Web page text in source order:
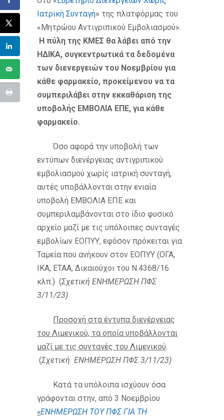
Ιατρική Συνταγή» της πλατφόρμας του
«Μητρώου Αντιγριπικού Εμβολιασμού».
Η πύλη της ΚΜΕΣ θα λάβει από την
ΗΔΙΚΑ, συγκεντρωτικά τα δεδομένα
των διενεργειών του Νοεμβρίου για
κάθε φαρμακείο, προκείμενου να τα
συμπεριλάβει στην εκκαθάριση της
υποβολής ΕΜΒΟΛΙΑ ΕΠΕ, για κάθε
φαρμακείο.
Όσο αφορά την υποβολή των
εντύπων διενέργειας αντιγριπικού
εμβολιασμού χωρίς ιατρική συνταγή,
αυτές υποβάλλονται στην ενιαία
υποβολή ΕΜΒΟΛΙΑ ΕΠΕ και
συμπεριλαμβάνονται στο ίδιο φυσικό
αρχείο μαζί με τις υπόλοιπες συνταγές
εμβολίων ΕΟΠΥΥ, εφόσον πρόκειται για
Ταμεία που ανήκουν στον ΕΟΠΥΥ (ΟΓΑ,
ΙΚΑ, ΕΤΑΑ, Δικαιούχοι του Ν.4368/16
κλπ.) (Σχετική ΕΝΗΜΕΡΩΣΗ ΠΦΣ
3/11/23)
Προσοχή στα έντυπα διενέργειας
του Λιμενικού, τα οποία υποβάλλονται
μαζί με τις συνταγές του Λιμενικού.
(Σχετική ΕΝΗΜΕΡΩΣΗ ΠΦΣ 3/11/23)
Κατά τα υπόλοιπα ισχύουν όσα
γράφονται στην, από 3 Νοεμβρίου
«ΕΝΗΜΕΡΩΣΗ ΤΟΥ ΠΦΣ ΓΙΑ ΤΗ